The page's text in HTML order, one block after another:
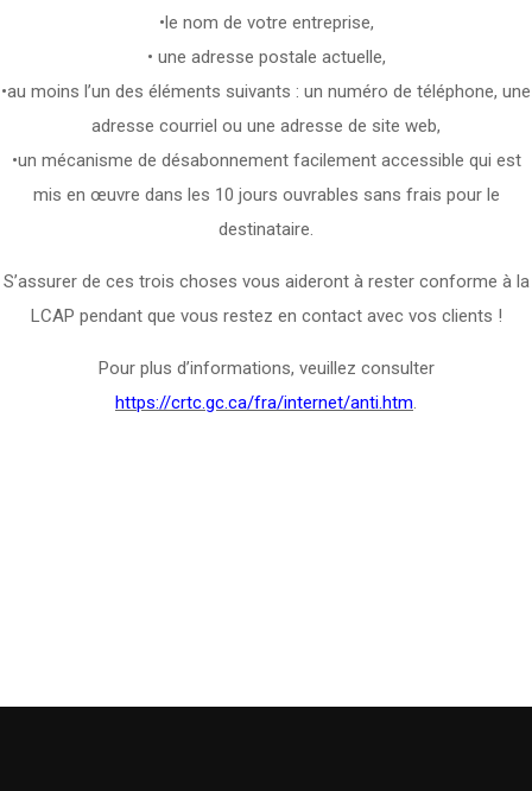
•le nom de votre entreprise,
• une adresse postale actuelle,
•au moins l’un des éléments suivants : un numéro de téléphone, une
adresse courriel ou une adresse de site web,
•un mécanisme de désabonnement facilement accessible qui est
mis en œuvre dans les 10 jours ouvrables sans frais pour le
destinataire.
S’assurer de ces trois choses vous aideront à rester conforme à la
LCAP pendant que vous restez en contact avec vos clients !
Pour plus d’informations, veuillez consulter
https://crtc.gc.ca/fra/internet/anti.htm.